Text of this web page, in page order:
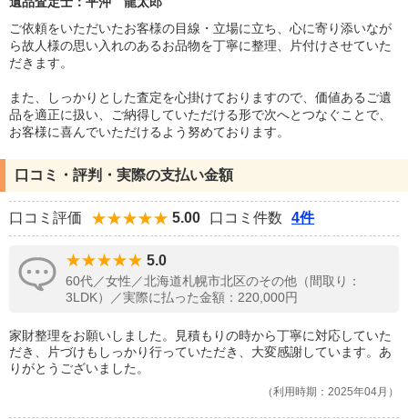
ご依頼をいただいたお客様の目線・立場に立ち、心に寄り添いなが
ら故人様の思い入れのあるお品物を丁寧に整理、片付けさせていた
だきます。
また、しっかりとした査定を心掛けておりますので、価値あるご遺
品を適正に扱い、ご納得していただける形で次へとつなぐことで、
お客様に喜んでいただけるよう努めております。
口コミ・評判・実際の支払い金額
口コミ評価 5.00 口コミ件数 4件
5.0
60代／女性／北海道札幌市北区のその他（間取り：
3LDK）／実際に払った金額：220,000円
家財整理をお願いしました。見積もりの時から丁寧に対応していた
だき、片づけもしっかり行っていただき、大変感謝しています。あ
りがとうございました。
利用時期：2025年04月